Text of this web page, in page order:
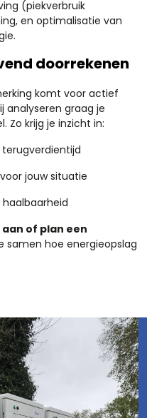
(piekverbruik
en optimalisatie van
doorrekenen
komt voor actief
analyseren graag je
Zo krijg je inzicht in:
jouw situatie
of plan een
samen hoe energieopslag